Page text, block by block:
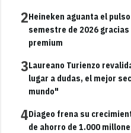
2Heineken aguanta el
semestre de 2026
premium
3Laureano Turienzo
lugar a dudas, el mejor
mundo"
4Diageo frena su
de ahorro de 1.000